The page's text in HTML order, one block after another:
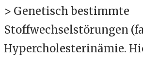
> Genetisch bestimmte
Stoffwechselstörungen
Hypercholesterinämie.